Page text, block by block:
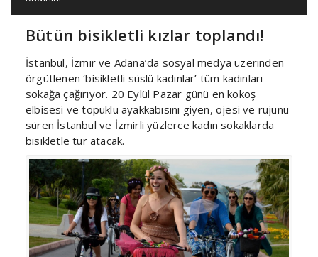
Bütün bisikletli kızlar toplandı!
İstanbul, İzmir ve Adana’da sosyal medya üzerinden
örgütlenen ‘bisikletli süslü kadınlar’ tüm kadınları
sokağa çağırıyor. 20 Eylül Pazar günü en kokoş
elbisesi ve topuklu ayakkabısını giyen, ojesi ve rujunu
süren İstanbul ve İzmirli yüzlerce kadın sokaklarda
bisikletle tur atacak.